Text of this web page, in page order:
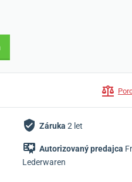
Záruka 2 let
Autorizovaný predajca
Lederwaren